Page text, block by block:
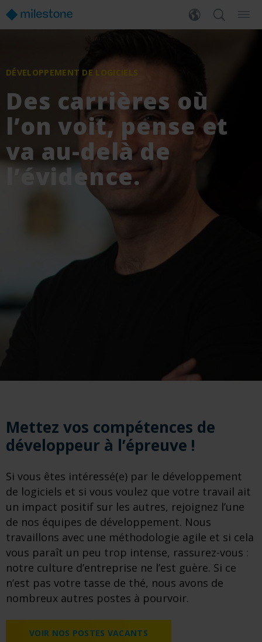
DÉVELOPPEMENT DE LOGICIELS
Des carrières où
l’on voit, pense et
va au-delà de
l’évidence.
Mettez vos compétences de
développeur à l’épreuve !
Si vous êtes intéressé(e) par le développement
de logiciels et si vous voulez que votre travail ait
un impact positif sur les autres, rejoignez l’une
de nos équipes de développement. Nous
travaillons avec une méthodologie agile et si cela
vous paraît un peu trop intense, rassurez-vous :
notre culture d’entreprise ne l’est guère. Si ce
n’est pas votre tasse de thé, nous avons de
nombreux autres postes à pourvoir.
VOIR NOS POSTES VACANTS